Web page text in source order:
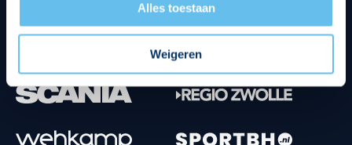
Alles toestaan
Weigeren